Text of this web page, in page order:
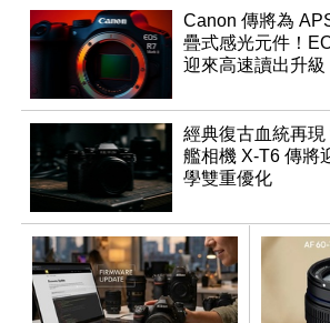
Canon 傳將為
疊式感光元件！
迎來高速讀出升級
經典復古血統再
艦相機 X-T6 傳將
學雙重優化